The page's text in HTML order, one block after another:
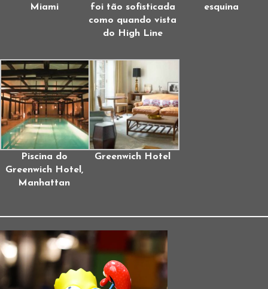
Miami
foi tão sofisticada
como quando vista
do High Line
esquina
Piscina do
Greenwich Hotel,
Manhattan
Greenwich Hotel